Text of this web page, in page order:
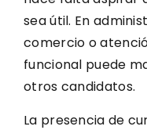
sea útil. En
comercio o
funcional puede
otros candidatos.
La presencia de